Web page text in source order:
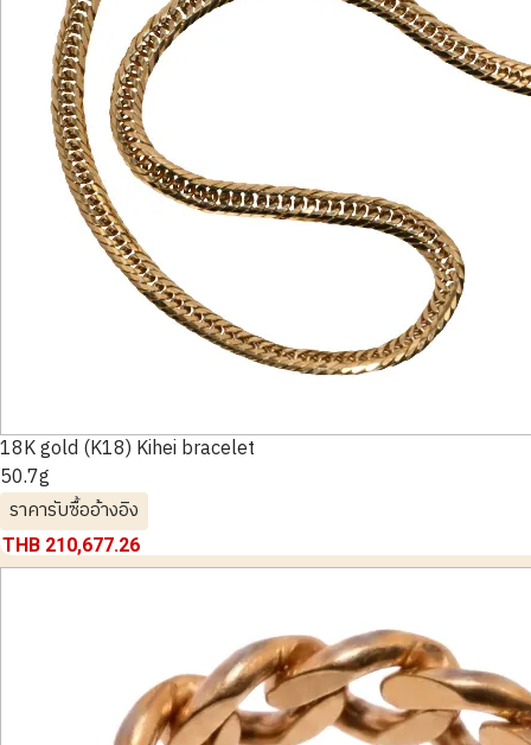
18K gold (K18) Kihei bracelet
50.7g
ราคารับซื้ออ้างอิง
THB 210,677.26